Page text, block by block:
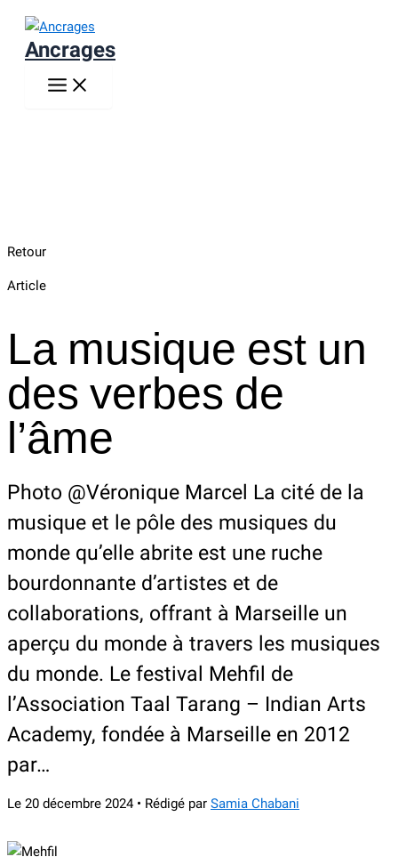
Aller
contenu
Ancrages
Retour
Article
La musique est un
des verbes de
l’âme
Photo @Véronique Marcel La cité de la
musique et le pôle des musiques du
monde qu’elle abrite est une ruche
bourdonnante d’artistes et de
collaborations, offrant à Marseille un
aperçu du monde à travers les musiques
du monde. Le festival Mehfil de
l’Association Taal Tarang – Indian Arts
Academy, fondée à Marseille en 2012
par…
Le 20 décembre 2024 • Rédigé par Samia Chabani